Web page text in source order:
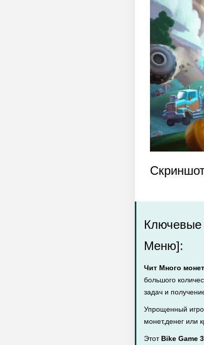
Ключевые
Меню]:
Чит Много
большого
задач и
Упрощенный
монет,денег или
Этот Bike Game